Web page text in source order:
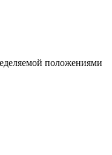
положениями